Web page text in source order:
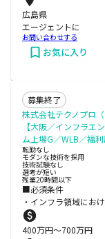
広島県
エージェントに
お問い合わせする
お気に入り
募集終了
株式会社テクノプロ
【大阪／インフラエ
ム上場G／WLB／福
転勤なし
モダンな技術を採用
技術試験なし
選考が短い
残業20時間以下
■必須条件
・インフラ領域にお
400万円〜700万円